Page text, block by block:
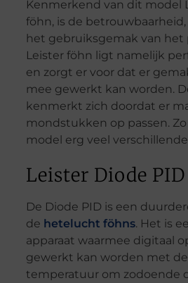
Kenmerkend van dit model
föhn, is de
het gebruiksgemak van het
Leister föhn ligt namelijk
en zorgt er voor dat er
mee gewerkt kan worden.
kenmerkt zich doordat er
mondstukken op passen.
model erg veel
Leister Diode PID
De Diode PID is een
de hetelucht föhns. Het is
apparaat waarmee digitaal
gewerkt kan worden met
temperatuur om zodoende